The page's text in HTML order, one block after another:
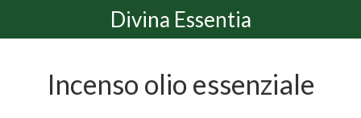
Divina Essentia
Incenso olio essenziale